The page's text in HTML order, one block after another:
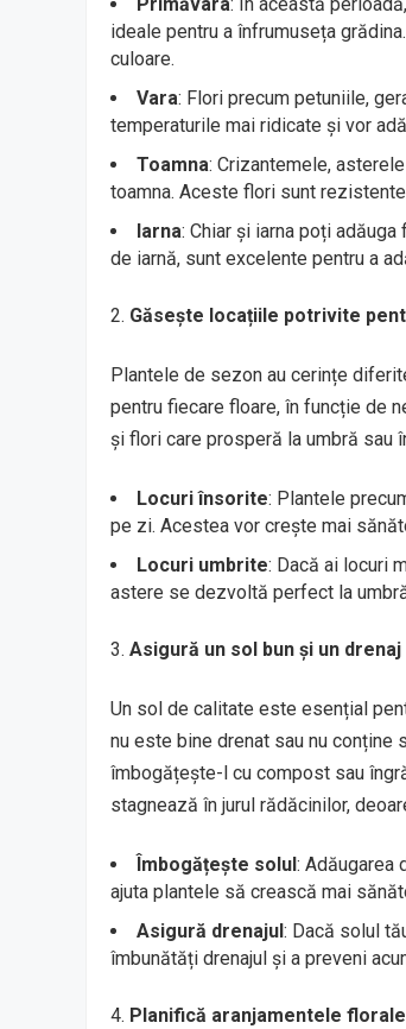
ideale pentru a înfrumuseța
culoare.
Vara: Flori precum petuniile,
temperaturile mai ridicate și vor
Toamna: Crizantemele,
toamna. Aceste flori sunt
Iarna: Chiar și iarna poți
de iarnă, sunt excelente pentru a
Găsește locațiile potrivite
Plantele de sezon au cerințe
pentru fiecare floare, în funcție de
și flori care prosperă la umbră sau
Locuri însorite: Plantele
pe zi. Acestea vor crește mai
Locuri umbrite: Dacă ai locuri
astere se dezvoltă perfect la
Asigură un sol bun și un
Un sol de calitate este esențial
nu este bine drenat sau nu
îmbogățește-l cu compost sau
stagnează în jurul rădăcinilor,
Îmbogățește solul : Adăugarea
ajuta plantele să crească mai
Asigură drenajul : Dacă solul
îmbunătăți drenajul și a preveni
Planifică aranjamentele florale